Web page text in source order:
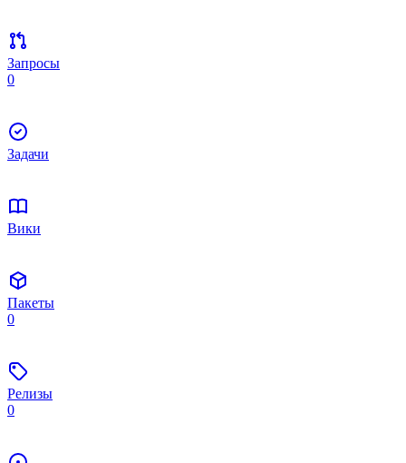
Запросы
0
Задачи
Вики
Пакеты
0
Релизы
0